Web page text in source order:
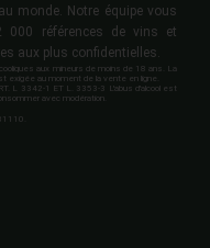
monde. Notre équipe vous
000 références de vins et
aux plus confidentielles.
aux mineurs de moins de 18 ans. La
exigée au moment de la vente en ligne.
L 3342-1 ET L. 3353-3 L'abus d'alcool est
avec modération.